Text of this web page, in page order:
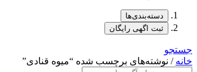
دسته‌بندی‌ها
ثبت اگهی رایگان
جستجو
خانه / نوشته‌های برچسب شده “میوه‌ قنادی”